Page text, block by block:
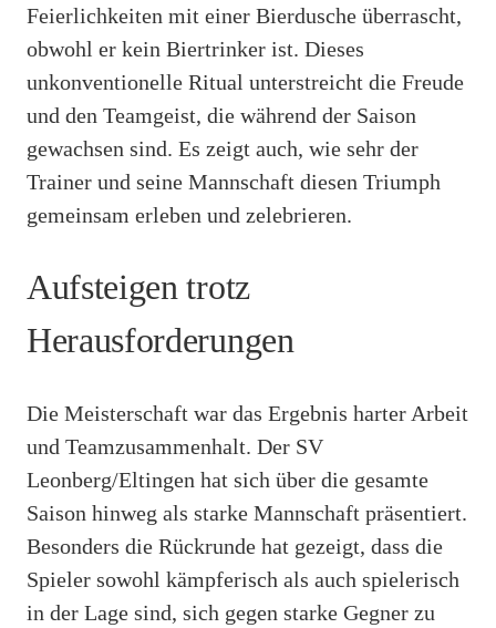
Feierlichkeiten mit einer Bierdusche überrascht,
obwohl er kein Biertrinker ist. Dieses
unkonventionelle Ritual unterstreicht die Freude
und den Teamgeist, die während der Saison
gewachsen sind. Es zeigt auch, wie sehr der
Trainer und seine Mannschaft diesen Triumph
gemeinsam erleben und zelebrieren.
Aufsteigen trotz
Herausforderungen
Die Meisterschaft war das Ergebnis harter Arbeit
und Teamzusammenhalt. Der SV
Leonberg/Eltingen hat sich über die gesamte
Saison hinweg als starke Mannschaft präsentiert.
Besonders die Rückrunde hat gezeigt, dass die
Spieler sowohl kämpferisch als auch spielerisch
in der Lage sind, sich gegen starke Gegner zu